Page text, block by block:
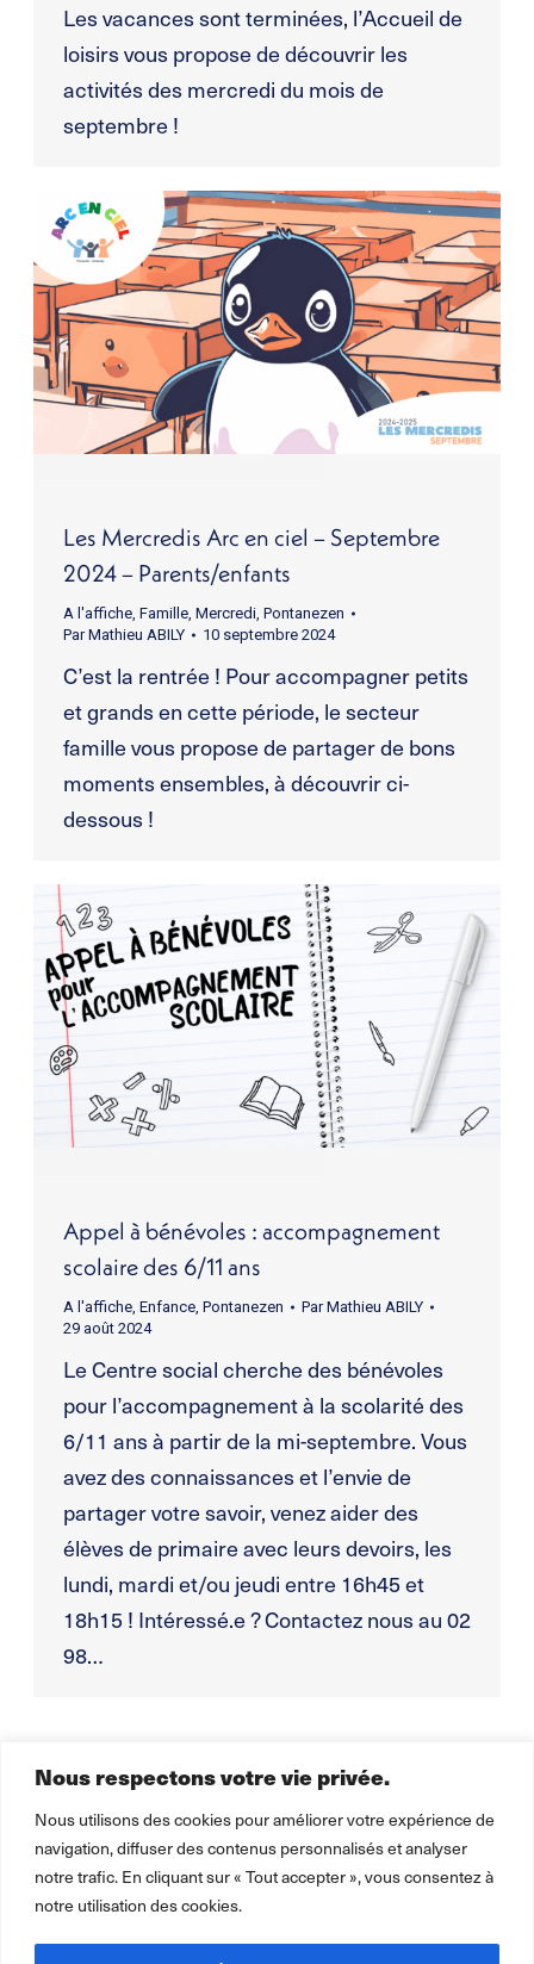
Nous respectons votre vie privée.
Nous utilisons des cookies pour améliorer votre expérience de
navigation, diffuser des contenus personnalisés et analyser
notre trafic. En cliquant sur « Tout accepter », vous consentez à
notre utilisation des cookies.
Les vacances sont terminées, l’Accueil de
loisirs vous propose de découvrir les
activités des mercredi du mois de
septembre !
Les Mercredis Arc en ciel – Septembre
2024 – Parents/enfants
A l'affiche, Famille, Mercredi, Pontanezen
ParMathieu ABILY 10 septembre 2024
C’est la rentrée ! Pour accompagner petits
et grands en cette période, le secteur
famille vous propose de partager de bons
moments ensembles, à découvrir ci-
dessous !
Appel à bénévoles : accompagnement
scolaire des 6/11 ans
A l'affiche, Enfance, Pontanezen ParMathieu ABILY
29 août 2024
Le Centre social cherche des bénévoles
pour l’accompagnement à la scolarité des
6/11 ans à partir de la mi-septembre. Vous
avez des connaissances et l’envie de
partager votre savoir, venez aider des
élèves de primaire avec leurs devoirs, les
lundi, mardi et/ou jeudi entre 16h45 et
18h15 ! Intéressé.e ? Contactez nous au 02
98…
1 2 3 4 5 …